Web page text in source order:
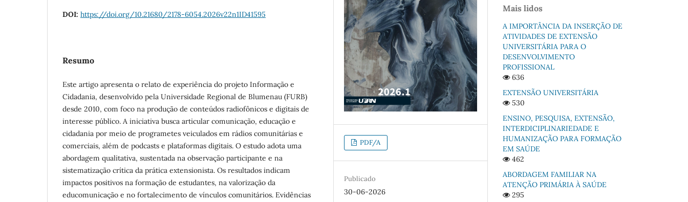
DOI: https://doi.org/10.21680/2178-6054.2026v22n1ID41595
Resumo
Este artigo apresenta o relato de experiência do projeto Informação e
Cidadania, desenvolvido pela Universidade Regional de Blumenau (FURB)
desde 2010, com foco na produção de conteúdos radiofônicos e digitais de
interesse público. A iniciativa busca articular comunicação, educação e
cidadania por meio de programetes veiculados em rádios comunitárias e
comerciais, além de podcasts e plataformas digitais. O estudo adota uma
abordagem qualitativa, sustentada na observação participante e na
sistematização crítica da prática extensionista. Os resultados indicam
impactos positivos na formação de estudantes, na valorização da
educomunicação e no fortalecimento de vínculos comunitários. Evidências
PDF/A
Publicado
30-06-2026
Mais lidos
A IMPORTÂNCIA DA INSERÇÃO DE
ATIVIDADES DE EXTENSÃO
UNIVERSITÁRIA PARA O
DESENVOLVIMENTO
PROFISSIONAL
636
EXTENSÃO UNIVERSITÁRIA
530
ENSINO, PESQUISA, EXTENSÃO,
INTERDICIPLINARIEDADE E
HUMANIZAÇÃO PARA FORMAÇÃO
EM SAÚDE
462
ABORDAGEM FAMILIAR NA
ATENÇÃO PRIMÁRIA À SAÚDE
295